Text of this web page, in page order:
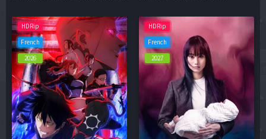
HDRip
French
2026
HDRip
French
2027